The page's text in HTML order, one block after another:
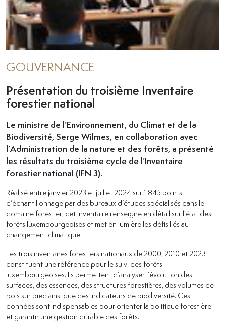
GOUVERNANCE
Présentation du troisième Inventaire
forestier national
Le ministre de l’Environnement, du Climat et de la
Biodiversité, Serge Wilmes, en collaboration avec
l’Administration de la nature et des forêts, a présenté
les résultats du troisième cycle de l’Inventaire
forestier national (IFN 3).
Réalisé entre janvier 2023 et juillet 2024 sur 1.845 points
d’échantillonnage par des bureaux d’études spécialisés dans le
domaine forestier, cet inventaire renseigne en détail sur l’état des
forêts luxembourgeoises et met en lumière les défis liés au
changement climatique.
Les trois inventaires forestiers nationaux de 2000, 2010 et 2023
constituent une référence pour le suivi des forêts
luxembourgeoises. Ils permettent d’analyser l’évolution des
surfaces, des essences, des structures forestières, des volumes de
bois sur pied ainsi que des indicateurs de biodiversité. Ces
données sont indispensables pour orienter la politique forestière
et garantir une gestion durable des forêts.